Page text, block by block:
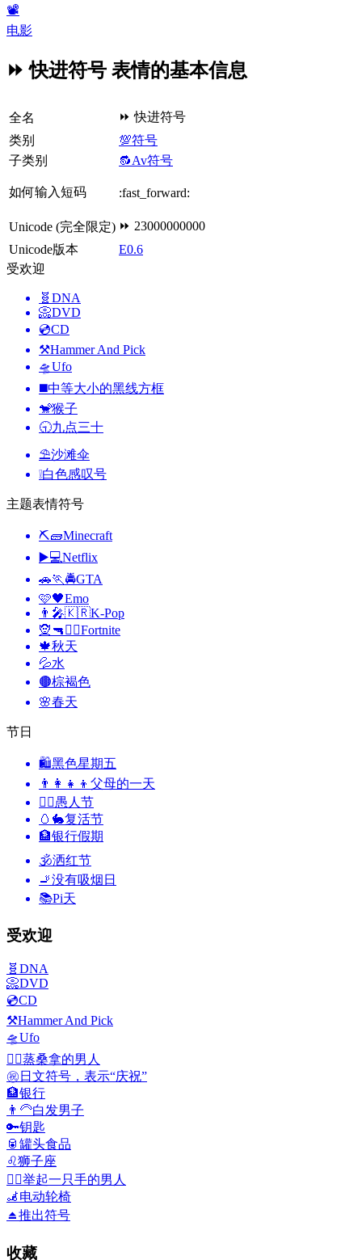
📽
电影
⏩ 快进符号 表情的基本信息
全名
⏩ 快进符号
类别
💯符号
子类别
🔂Av符号
如何输入短码 :fast_forward:
Unicode (完全限定) ⏩ 23000000000
Unicode版本
E0.6
受欢迎
🧬 DNA
📀DVD
💿CD
⚒️Hammer And Pick
🛸Ufo
◼️中等大小的黑线方框
🐒猴子
🕤九点三十
⛱️沙滩伞
❕白色感叹号
主题表情符号
⛏🧱Minecraft
▶️💻Netflix
🚗🏃🚔GTA
🩷🖤Emo
👨‍🎤🇰🇷K-Pop
🧝🔫🦹‍♂️Fortnite
🍁秋天
💦水
🟤棕褐色
🌸春天
节日
🛍黑色星期五
👨‍👩‍👧‍👦 父母的一天
🙆‍♂️愚人节
🥚🐇复活节
🏦银行假期
🕉洒红节
🚬没有吸烟日
📚Pi天
受欢迎
🧬 DNA
📀DVD
💿CD
⚒️Hammer And Pick
🛸Ufo
🧖‍♂️蒸桑拿的男人
㊗️ 日文符号，表示“庆祝”
🏦银行
👨‍🦳白发男子
🔑钥匙
🥫 罐头食品
♌狮子座
🙋‍♂️举起一只手的男人
🦼电动轮椅
⏏️推出符号
收藏